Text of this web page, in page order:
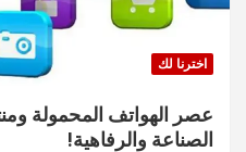
اخترنا لك
عصر الهواتف المحمولة
الصناعة والرفاهية!